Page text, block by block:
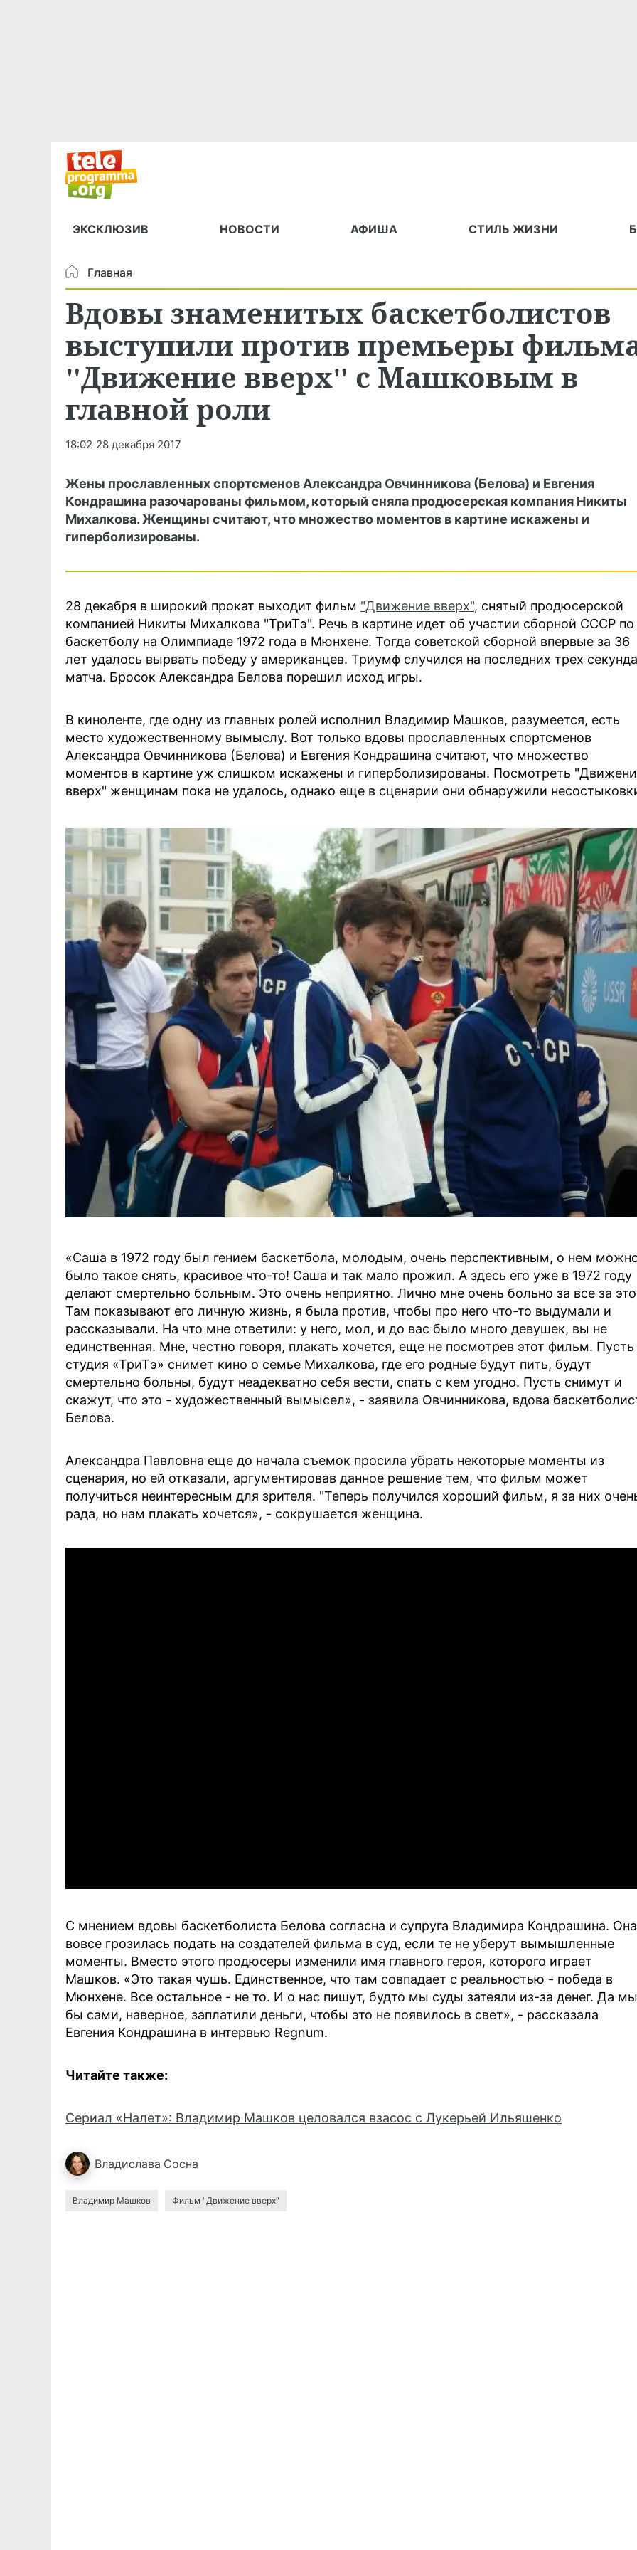
ЭКСКЛЮЗИВ НОВОСТИ АФИША СТИЛЬ ЖИЗНИ
Главная
Вдовы знаменитых баскетболистов
выступили против премьеры
"Движение вверх" с Машковым в
главной роли
18:02 28 декабря 2017
Жены прославленных спортсменов Александра Овчинникова (Белова) и Евгения
Кондрашина разочарованы фильмом, который сняла продюсерская компания Никиты
Михалкова. Женщины считают, что множество моментов в картине искажены и
гиперболизированы.
28 декабря в широкий прокат выходит фильм "Движение вверх", снятый продюсерской
компанией Никиты Михалкова "ТриТэ". Речь в картине идет об участии сборной СССР по
баскетболу на Олимпиаде 1972 года в Мюнхене. Тогда советской сборной впервые за 36
лет удалось вырвать победу у американцев. Триумф случился на последних трех
матча. Бросок Александра Белова порешил исход игры.
В киноленте, где одну из главных ролей исполнил Владимир Машков, разумеется, есть
место художественному вымыслу. Вот только вдовы прославленных спортсменов
Александра Овчинникова (Белова) и Евгения Кондрашина считают, что множество
моментов в картине уж слишком искажены и гиперболизированы. Посмотреть
вверх" женщинам пока не удалось, однако еще в сценарии они обнаружили
«Саша в 1972 году был гением баскетбола, молодым, очень перспективным, о нем
было такое снять, красивое что-то! Саша и так мало прожил. А здесь его уже в 1972 году
делают смертельно больным. Это очень неприятно. Лично мне очень больно за все за
Там показывают его личную жизнь, я была против, чтобы про него что-то выдумали и
рассказывали. На что мне ответили: у него, мол, и до вас было много девушек, вы не
единственная. Мне, честно говоря, плакать хочется, еще не посмотрев этот фильм. Пусть
студия «ТриТэ» снимет кино о семье Михалкова, где его родные будут пить, будут
смертельно больны, будут неадекватно себя вести, спать с кем угодно. Пусть снимут и
скажут, что это - художественный вымысел», - заявила Овчинникова, вдова
Белова.
Александра Павловна еще до начала съемок просила убрать некоторые моменты из
сценария, но ей отказали, аргументировав данное решение тем, что фильм может
получиться неинтересным для зрителя. "Теперь получился хороший фильм, я за них
рада, но нам плакать хочется», - сокрушается женщина.
С мнением вдовы баскетболиста Белова согласна и супруга Владимира Кондрашина.
вовсе грозилась подать на создателей фильма в суд, если те не уберут вымышленные
моменты. Вместо этого продюсеры изменили имя главного героя, которого играет
Машков. «Это такая чушь. Единственное, что там совпадает с реальностью - победа в
Мюнхене. Все остальное - не то. И о нас пишут, будто мы суды затеяли из-за денег. Да мы
бы сами, наверное, заплатили деньги, чтобы это не появилось в свет», - рассказала
Евгения Кондрашина в интервью Regnum.
Читайте также:
Сериал «Налет»: Владимир Машков целовался взасос с Лукерьей Ильяшенко
Владислава Сосна
Владимир Машков Фильм "Движение вверх"